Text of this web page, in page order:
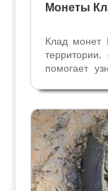
Монеты
Клад монет
помогает
Империи.
Венеры
244),